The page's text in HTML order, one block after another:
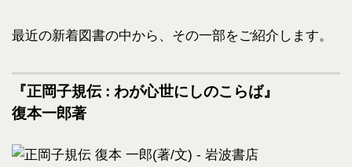
最近の新着図書の中から、その一部をご紹介します。
『正岡子規伝 : わが心世にしのこらば』
復本一郎著